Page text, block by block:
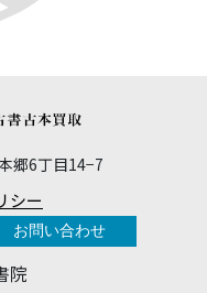
郷6丁目14−7
シー
お問い合わせ
院